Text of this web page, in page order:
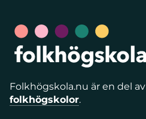
Folkhögskola.nu är en del av
folkhögskolor.